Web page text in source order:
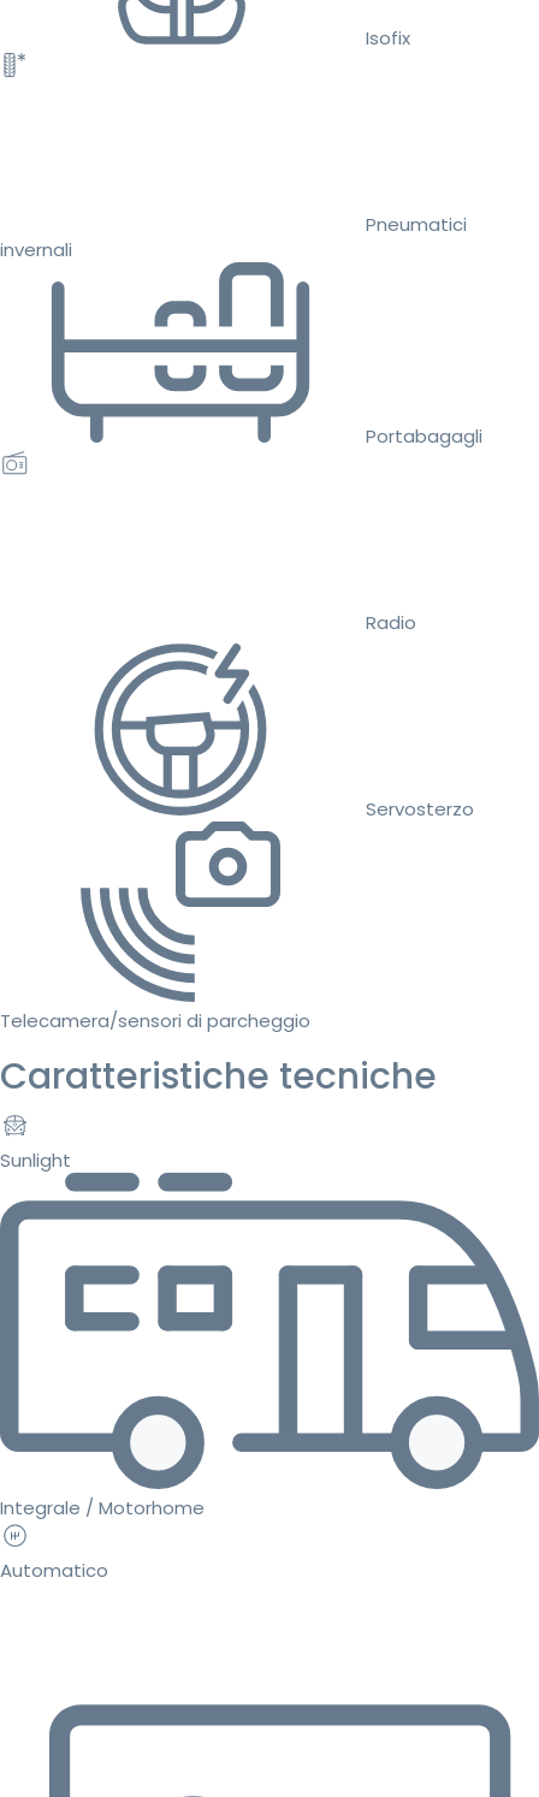
Isofix
Pneumatici
invernali
Portabagagli
Radio
Servosterzo
Telecamera/sensori di parcheggio
Caratteristiche tecniche
Sunlight
Integrale / Motorhome
Automatico